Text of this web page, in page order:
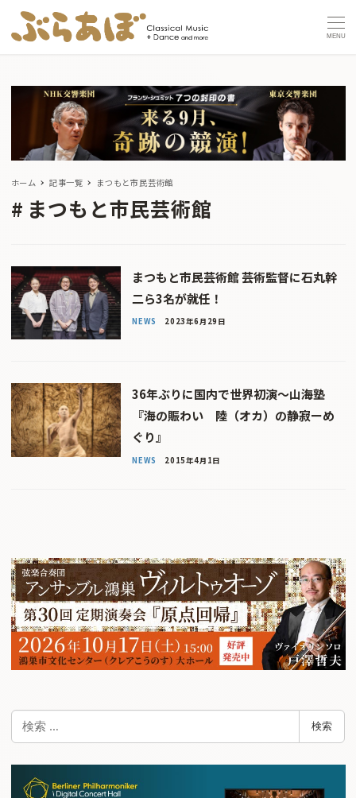
MENU
ホーム 記事一覧 まつもと市民芸術館
まつもと市民芸術館
まつもと市民芸術館 芸術監督に石丸幹
二ら3名が就任！
NEWS 2023年6月29日
36年ぶりに国内で世界初演〜山海塾
『海の賑わい 陸（オカ）の静寂ーめ
ぐり』
NEWS 2015年4月1日
検
検索